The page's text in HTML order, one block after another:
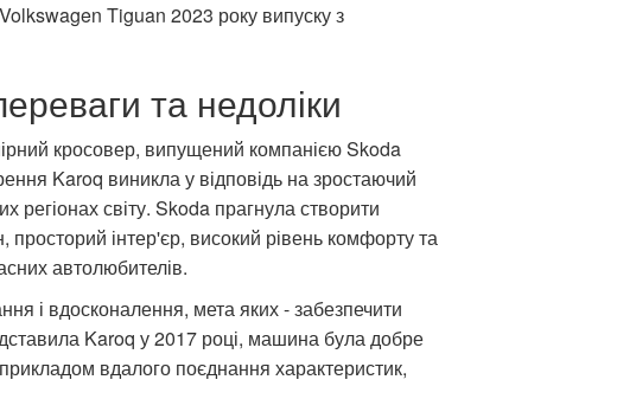
Tiguan 2023 року випуску з
та недоліки
кросовер, випущений компанією Skoda
Karoq виникла у відповідь на зростаючий
регіонах світу. Skoda прагнула створити
інтер'єр, високий рівень комфорту та
автолюбителів.
і вдосконалення, мета яких - забезпечити
Karoq у 2017 році, машина була добре
вдалого поєднання характеристик,